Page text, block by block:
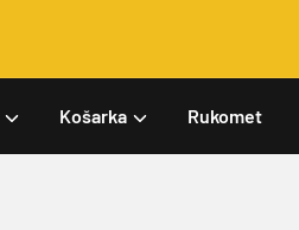
Košarka Rukomet